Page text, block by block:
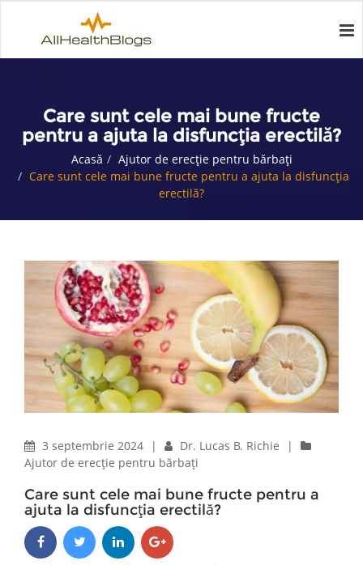
Care sunt cele mai bune fructe
pentru a ajuta la disfuncția erectilă?
Acasă
Ajutor de erecție pentru bărbați
Care sunt cele mai bune fructe pentru a ajuta la disfuncția
erectilă?
3 septembrie 2024 | Dr. Lucas B. Richie
|
Ajutor de erecție pentru bărbați
Care sunt cele mai bune fructe pentru a
ajuta la disfuncția erectilă?